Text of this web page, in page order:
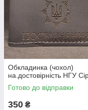
Обкладинка (чохол)
на.достовірність НГУ
Готово до відправки
350 ₴